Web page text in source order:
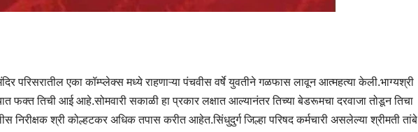
परिसरातील एका कॉम्प्लेक्स मध्ये राहणाऱ्या पंचवीस वर्षे युवतीने गळफास लावून आत्महत्या केली.भाग्यश्री
फक्त तिची आई आहे.सोमवारी सकाळी हा प्रकार लक्षात आल्यानंतर तिच्या बेडरूमचा दरवाजा तोडून तिचा
निरीक्षक श्री कोल्हटकर अधिक तपास करीत आहेत.सिंधुदुर्ग जिल्हा परिषद कर्मचारी असलेल्या श्रीमती तांबे